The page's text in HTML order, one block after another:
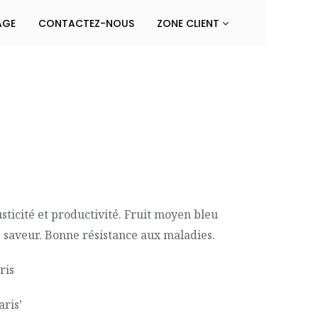
CONTACTEZ-NOUS ZONE CLIENT
et productivité. Fruit moyen bleu
Bonne résistance aux maladies.